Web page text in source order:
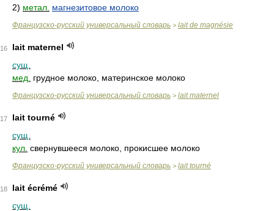
2) метал. магнезитовое молоко
Французско-русский универсальный словарь > lait de magnésie
16
lait maternel
сущ.
мед.
грудное молоко, материнское молоко
Французско-русский универсальный словарь > lait maternel
17
lait tourné
сущ.
кул. свернувшееся молоко, прокисшее молоко
Французско-русский универсальный словарь > lait tourné
18
lait écrémé
сущ.